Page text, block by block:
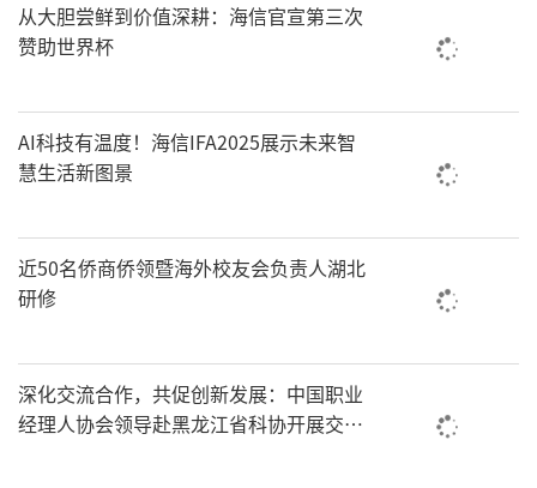
从大胆尝鲜到价值深耕：海信官宣第三次
赞助世界杯
AI科技有温度！海信IFA2025展示未来智
慧生活新图景
近50名侨商侨领暨海外校友会负责人湖北
研修
深化交流合作，共促创新发展：中国职业
经理人协会领导赴黑龙江省科协开展交流